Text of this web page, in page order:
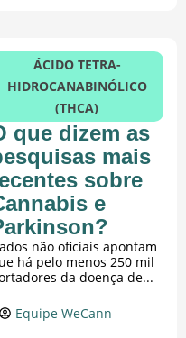
ÁCIDO TETRA-
HIDROCANABINÓLICO
(THCA)
que dizem as
mais
sobre
e
não oficiais apontam
há pelo menos 250 mil
da doença de...
Equipe WeCann